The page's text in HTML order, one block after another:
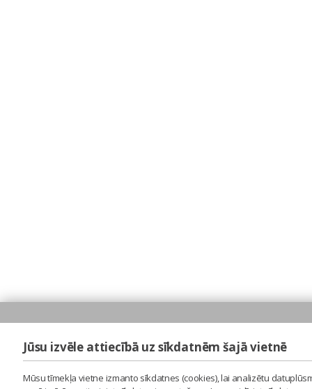
Jūsu izvēle attiecībā uz sīkdatnēm šajā vietnē
Mūsu tīmekļa vietne izmanto sīkdatnes (cookies), lai analizētu